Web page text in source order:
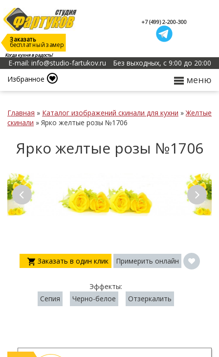
Когда кухня в радость!
Заказать
бесплатный замер
+7 (499) 2-200-300
E-mail: info@studio-fartukov.ru
Без выходных, с 9:00 до 20:00
Избранное
меню
Главная » Каталог изображений скинали для кухни »Желтые
скинали » Ярко желтые розы №1706
Ярко желтые розы №1706
Заказать в один клик Примерить онлайн
Эффекты:
Сепия
Черно-белое Отзеркалить